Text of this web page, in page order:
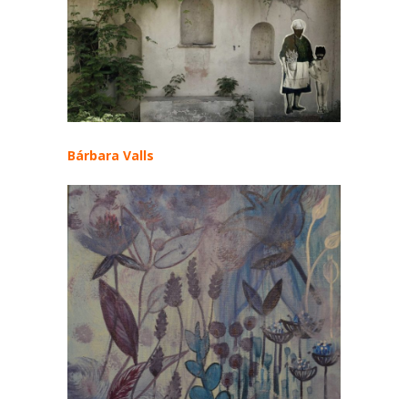
Bárbara Valls